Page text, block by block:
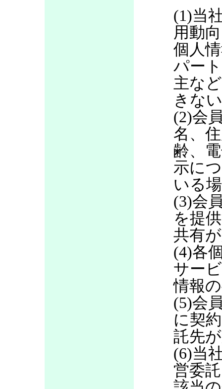
(1)当
用動
個人
パー
主な
きな
(2)会
名、
齢、
示に
いる
(3)会
を提
共有
(4)各
サー
情報
(5)会
に契
託先
(6)当
営委